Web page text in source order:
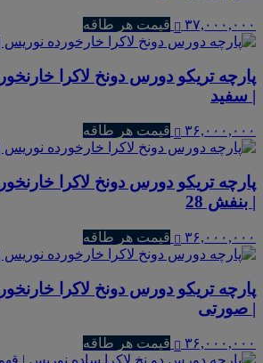
۳۷,۰۰۰,۰۰۰ قیمت هر طاقه
پارچه تریکو دورس دونخ لاکرا
| سفید
۳۶,۰۰۰,۰۰۰ قیمت هر طاقه
پارچه تریکو دورس دونخ لاکرا
| بنفش 28
۳۶,۰۰۰,۰۰۰ قیمت هر طاقه
پارچه تریکو دورس دونخ لاکرا
| صورتی
۳۶,۰۰۰,۰۰۰ قیمت هر طاقه